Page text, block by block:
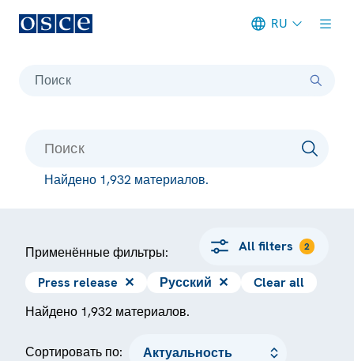
RU
Поиск
Найдено 1,932 материалов.
Применённые фильтры: All filters 2
Press release ✕ Русский ✕
Clear all
Найдено 1,932 материалов.
Сортировать по: